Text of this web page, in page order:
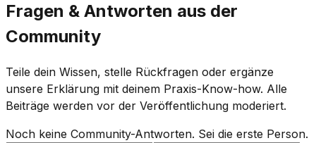
Fragen & Antworten aus der
Community
Teile dein Wissen, stelle Rückfragen oder ergänze
unsere Erklärung mit deinem Praxis-Know-how. Alle
Beiträge werden vor der Veröffentlichung moderiert.
Noch keine Community-Antworten. Sei die erste Person.